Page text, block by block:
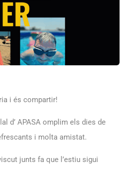
i és compartir!
d’ APASA omplim els dies de
i molta amistat.
junts fa que l’estiu sigui